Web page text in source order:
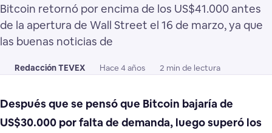
Bitcoin retornó por encima de los US$41.000 antes
de la apertura de Wall Street el 16 de marzo, ya que
las buenas noticias de
Redacción TEVEX Hace 4 años 2 min de lectura
Después que se pensó que Bitcoin bajaría de
US$30.000 por falta de demanda, luego superó los